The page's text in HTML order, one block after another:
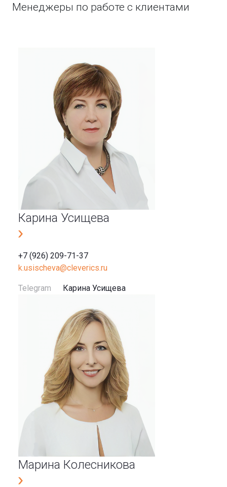
Менеджеры по работе с клиентами
Карина Усищева
+7 (926) 209-71-37
k.usischeva@cleverics.ru
Telegram Карина Усищева
Марина Колесникова